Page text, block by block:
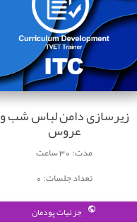
زیرسازی دامن لباس شب و
عروس
مدت: 30 ساعت
تعداد جلسات: 0
جزئیات پودمان